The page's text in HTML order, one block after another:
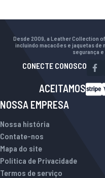
Desde 2009, a Leather Collection
incluindo macacões e jaquetas
segurança
CONECTE CONOSCO
ACEITAMOS
NOSSA EMPRESA
Nossa história
Contate-nos
Mapa do site
Política de Privacidade
Termos de serviço